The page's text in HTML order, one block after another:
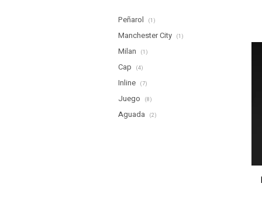
Peñarol (1)
Manchester City (1)
Milan (1)
Cap (4)
Inline (7)
Juego (8)
Aguada (2)